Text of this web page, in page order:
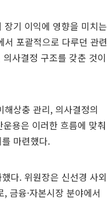
기 이익에 영향을 미치는
서 포괄적으로 다루던 관련
사결정 구조를 갖춘 것이
상충 관리, 의사결정의
용은 이러한 흐름에 맞춰
마련했다.
다. 위원장은 신선경 사외
금융·자본시장 분야에서